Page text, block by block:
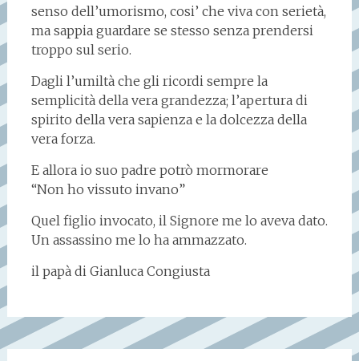
senso dell’umorismo, cosi’ che viva con serietà,
ma sappia guardare se stesso senza prendersi
troppo sul serio.
Dagli l’umiltà che gli ricordi sempre la
semplicità della vera grandezza; l’apertura di
spirito della vera sapienza e la dolcezza della
vera forza.
E allora io suo padre potrò mormorare
“Non ho vissuto invano”
Quel figlio invocato, il Signore me lo aveva dato.
Un assassino me lo ha ammazzato.
il papà di Gianluca Congiusta